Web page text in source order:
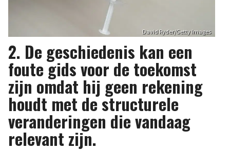
David Ryder/Getty Images
2. De geschiedenis kan een
foute gids voor de toekomst
zijn omdat hij geen rekening
houdt met de structurele
veranderingen die vandaag
relevant zijn.